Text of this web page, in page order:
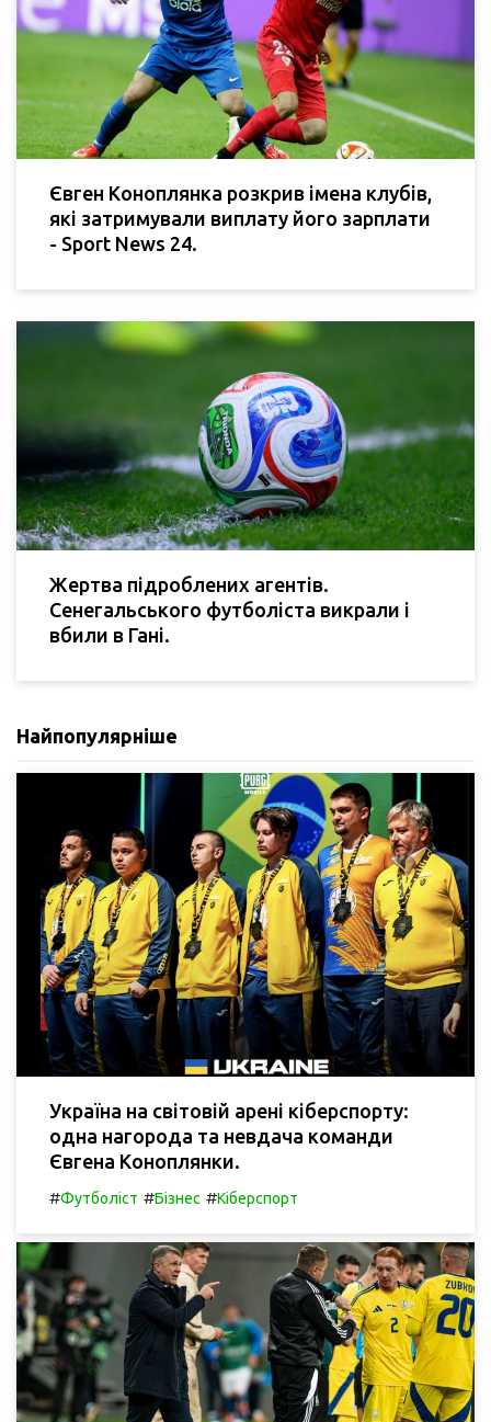
Євген Коноплянка розкрив імена клубів,
які затримували виплату його зарплати
- Sport News 24.
Жертва підроблених агентів.
Сенегальського футболіста викрали і
вбили в Гані.
Найпопулярніше
Україна на світовій арені кіберспорту:
одна нагорода та невдача команди
Євгена Коноплянки.
#Футболіст #Бізнес #Кіберспорт